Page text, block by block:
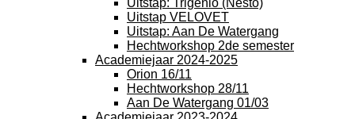
Uitstap: Trigenio (Nesto)
Uitstap VELOVET
Uitstap: Aan De Watergang
Hechtworkshop 2de semester
Academiejaar 2024-2025
Orion 16/11
Hechtworkshop 28/11
Aan De Watergang 01/03